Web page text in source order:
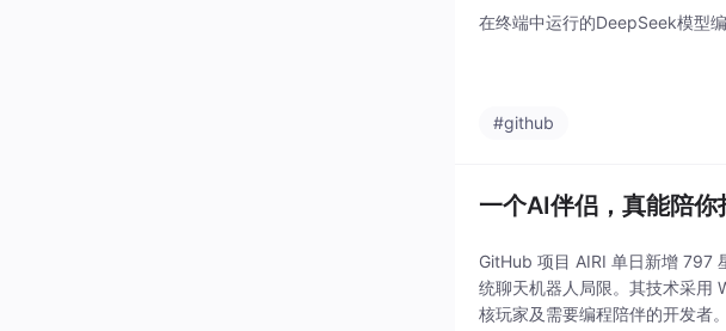
在终端中运行的DeepSeek模型编
#github
一个AI伴侣，真能陪你
GitHub 项目 AIRI 单日新增 797
统聊天机器人局限。其技术采用
核玩家及需要编程陪伴的开发